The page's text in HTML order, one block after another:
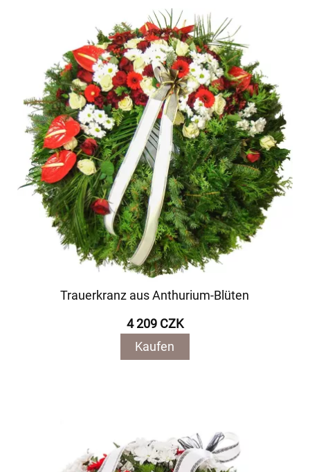
Trauerkranz aus Anthurium-Blüten
4 209 CZK
Kaufen